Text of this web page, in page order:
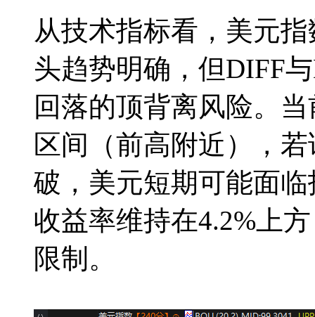
从技术指标看，美元
头趋势明确，但DIFF
回落的顶背离风险。
区间（前高附近），
破，美元短期可能面
收益率维持在4.2%上
限制。